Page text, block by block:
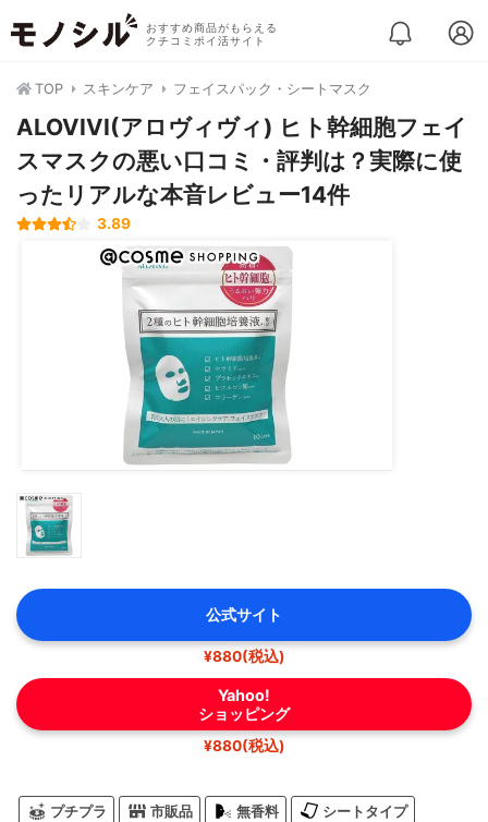
おすすめ商品がもらえる
クチコミポイ活サイト
TOP スキンケア フェイスパック・シートマスク
ALOVIVI(アロヴィヴィ) ヒト幹細胞フェイ
スマスクの悪い口コミ・評判は？実際に使
ったリアルな本音レビュー14件
3.89
公式サイト
¥880(税込)
Yahoo!
ショッピング
¥880(税込)
プチプラ 市販品 無香料 シートタイプ